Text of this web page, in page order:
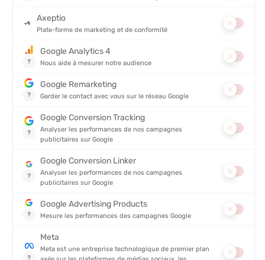
les raisons pour lesquelles un GPS pourrait transformer vos
aventures :
détour ou chemin sinueux est facilement identifiable.
Traçage de parcours: Vous pouvez prévoir vos itinéraires à
l’avance ou analyser vos sorties après coup.
Multisport: Trail, cyclisme, alpinisme ou sports nautiques, le
GPS s’adapte à toutes vos pratiques.
Autonomie renforcée : La majorité des modèles actuels offre
une durée de batterie exceptionnelle pour les longues sorties.
Connectivité: Synchronisation facile avec votre smartphone,
connecté n’a jamais été aussi simple.
Quel GPS choisir pour vos activités outdoor ?
préférée et de votre niveau d’expertise. Voici un tour d’horizon
des différents types de GPS.
GPS de vélo
Pour les amateurs de cyclisme, unGPS de vélo Wahoo ou